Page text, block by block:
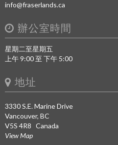
info@fraserlands.ca
辦公室時間
星期二至星期五
上午 9:00 至 下午 5:00
地址
3330 S.E. Marine Drive
Vancouver, BC
V5S 4R8 Canada
View Map